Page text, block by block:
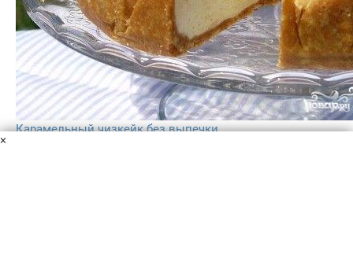
Карамельный чизкейк без выпечки
×